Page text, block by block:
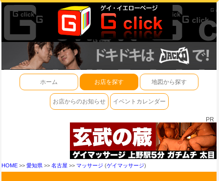
ホーム お店を探す 地図から探す
お店からのお知らせ イベントカレンダー
PR
HOME >> 愛知県 >> 名古屋 >> マッサージ (ゲイマッサージ)